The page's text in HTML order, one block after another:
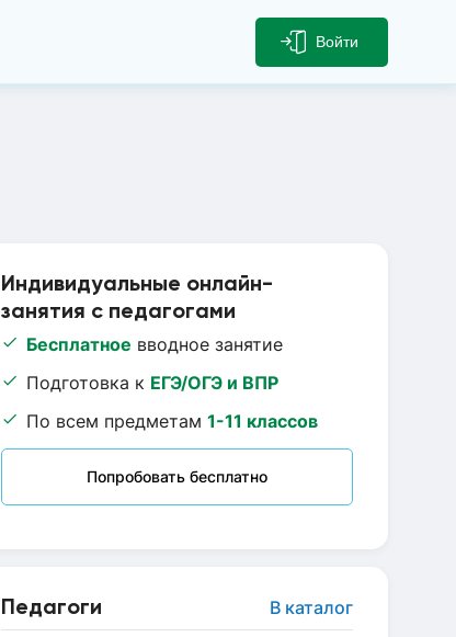
Войти
Индивидуальные онлайн-
занятия с педагогами
Бесплатное вводное занятие
Подготовка к ЕГЭ/ОГЭ и ВПР
По всем предметам 1-11 классов
Попробовать бесплатно
Педагоги В каталог